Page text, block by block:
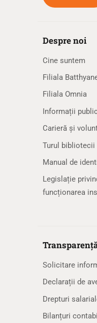
Despre noi
Cine suntem
Filiala
Filiala Omnia
Informații
Carieră și
Turul bibliotecii
Manual de
Legislație
funcționarea
Solicitare
Declarații de
Drepturi
Bilanțuri